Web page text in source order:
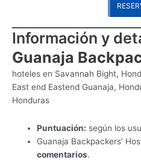
Información y
Guanaja
hoteles en Savannah Bight,
East end Eastend Guanaja,
Honduras
Puntuación: según los
Guanaja Backpackers’
comentarios.